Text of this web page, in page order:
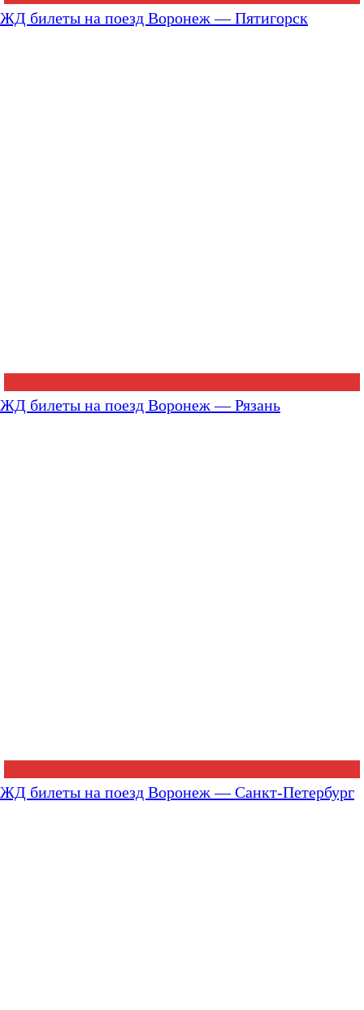
ЖД билеты на поезд Воронеж — Пятигорск
ЖД билеты на поезд Воронеж — Рязань
ЖД билеты на поезд Воронеж — Санкт-Петербург